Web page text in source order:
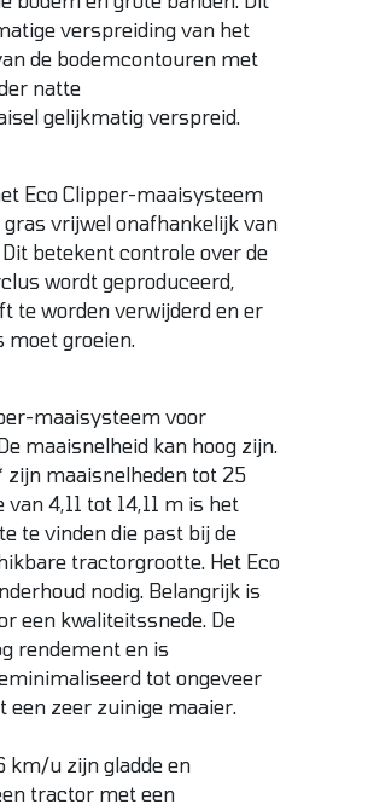
verspreiding van het
de bodemcontouren met
natte
gelijkmatig verspreid.
Eco Clipper-maaisysteem
vrijwel onafhankelijk van
betekent controle over de
wordt geproduceerd,
te worden verwijderd en er
moet groeien.
maaisysteem voor
maaisnelheid kan hoog zijn.
zijn maaisnelheden tot 25
4,11 tot 14,11 m is het
te vinden die past bij de
tractorgrootte. Het Eco
nodig. Belangrijk is
een kwaliteitssnede. De
rendement en is
tot ongeveer
een zeer zuinige maaier.
km/u zijn gladde en
tractor met een